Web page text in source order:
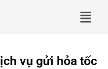
vụ gửi hỏa tốc